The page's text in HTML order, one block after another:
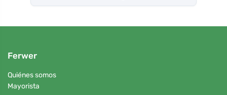
Ferwer
Quiénes somos
Mayorista